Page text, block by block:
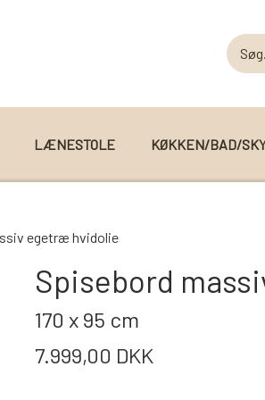
MODUL SOFAER
MODUL SOFA DETROIT
MODUL SOFA SEATTLE
LÆNESTOLE KØKKEN/BAD/
egetræ hvidolie
Spisebord
170 x 95 cm
7.999,00 DKK